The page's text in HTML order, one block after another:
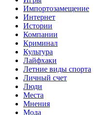
Импортозамещение
Интернет
Истории
Компании
Криминал
Культура
Лайфхаки
Летние виды спорта
Личный счет
Люди
Места
Мнения
Мода